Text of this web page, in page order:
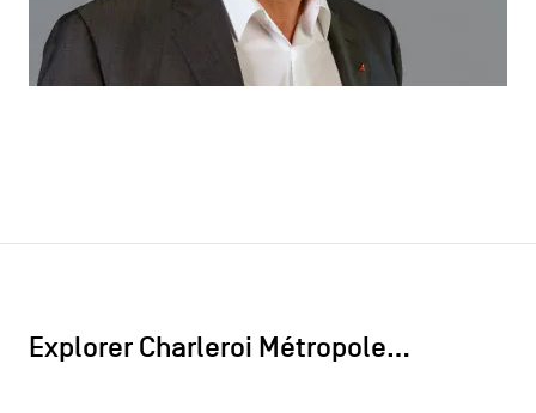
Explorer Charleroi Métropole…